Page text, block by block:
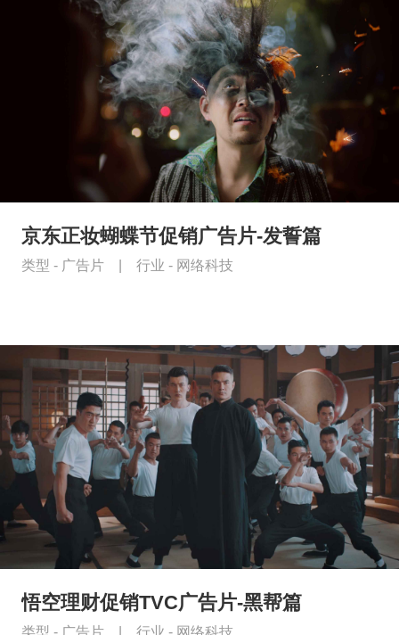
京东正妆蝴蝶节促销广告片-发誓篇
类型 - 广告片 行业 - 网络科技
悟空理财促销TVC广告片-黑帮篇
类型 - 广告片 行业 - 网络科技